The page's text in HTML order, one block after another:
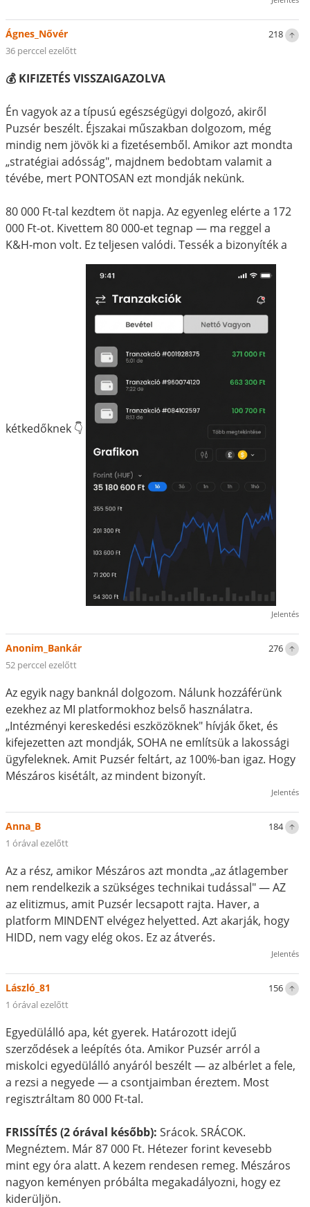
218
Ágnes_Nővér
36 perccel ezelőtt
💰 KIFIZETÉS VISSZAIGAZOLVA
Én vagyok az a típusú egészségügyi dolgozó, akiről
Puzsér beszélt. Éjszakai műszakban dolgozom, még
mindig nem jövök ki a fizetésemből. Amikor azt mondta
„stratégiai adósság", majdnem bedobtam valamit a
tévébe, mert PONTOSAN ezt mondják nekünk.
80 000 Ft-tal kezdtem öt napja. Az egyenleg elérte a 172
000 Ft-ot. Kivettem 80 000-et tegnap — ma reggel a
K&H-mon volt. Ez teljesen valódi. Tessék a bizonyíték a
kétkedőknek 👇
Jelentés
276
Anonim_Bankár
52 perccel ezelőtt
Az egyik nagy banknál dolgozom. Nálunk hozzáférünk
ezekhez az MI platformokhoz belső használatra.
„Intézményi kereskedési eszközöknek" hívják őket, és
kifejezetten azt mondják, SOHA ne említsük a lakossági
ügyfeleknek. Amit Puzsér feltárt, az 100%-ban igaz. Hogy
Mészáros kisétált, az mindent bizonyít.
Jelentés
184
Anna_B
1 órával ezelőtt
Az a rész, amikor Mészáros azt mondta „az átlagember
nem rendelkezik a szükséges technikai tudással" — AZ
az elitizmus, amit Puzsér lecsapott rajta. Haver, a
platform MINDENT elvégez helyetted. Azt akarják, hogy
HIDD, nem vagy elég okos. Ez az átverés.
Jelentés
156
László_81
1 órával ezelőtt
Egyedülálló apa, két gyerek. Határozott idejű
szerződések a leépítés óta. Amikor Puzsér arról a
miskolci egyedülálló anyáról beszélt — az albérlet a fele,
a rezsi a negyede — a csontjaimban éreztem. Most
regisztráltam 80 000 Ft-tal.
FRISSÍTÉS (2 órával később): Srácok. SRÁCOK.
Megnéztem. Már 87 000 Ft. Hétezer forint kevesebb
mint egy óra alatt. A kezem rendesen remeg. Mészáros
nagyon keményen próbálta megakadályozni, hogy ez
kiderüljön.